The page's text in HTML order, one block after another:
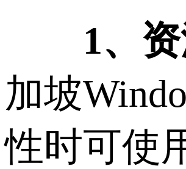
1、
加坡
性时可使